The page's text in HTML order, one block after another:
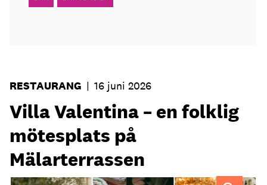
RESTAURANG | 16 juni 2026
Villa Valentina – en folklig
mötesplats på
Mälarterrassen